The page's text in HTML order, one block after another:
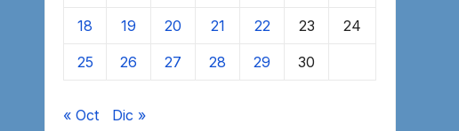
18 19 20 21 22 23 24
25 26 27 28 29 30
« Oct Dic »